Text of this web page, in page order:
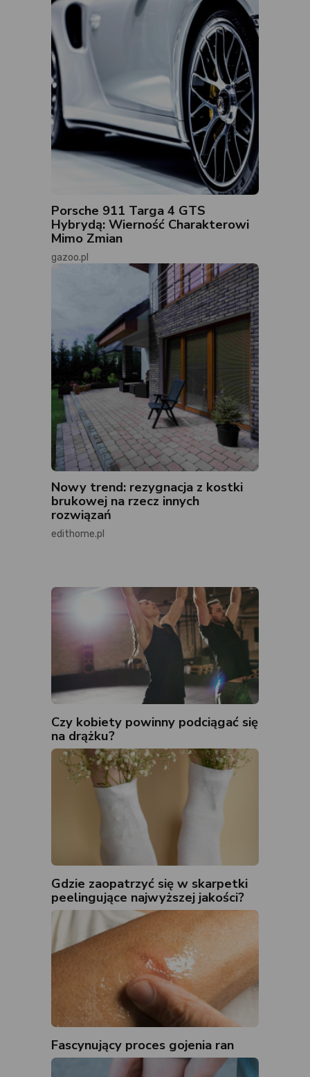
Porsche 911 Targa 4 GTS
Hybrydą: Wierność Charakterowi
Mimo Zmian
gazoo.pl
Nowy trend: rezygnacja z kostki
brukowej na rzecz innych
rozwiązań
edithome.pl
Czy kobiety powinny podciągać się
na drążku?
Gdzie zaopatrzyć się w skarpetki
peelingujące najwyższej jakości?
Fascynujący proces gojenia ran